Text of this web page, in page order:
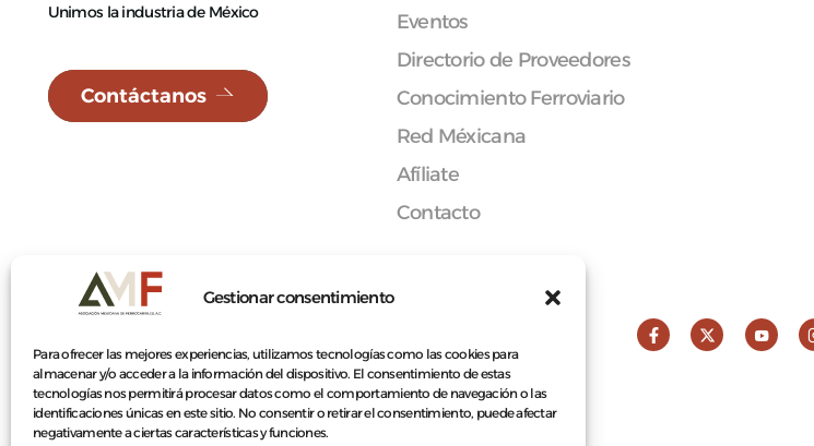
Gestionar consentimiento
Para ofrecer las mejores experiencias, utilizamos tecnologías como las cookies para
almacenar y/o acceder a la información del dispositivo. El consentimiento de estas
tecnologías nos permitirá procesar datos como el comportamiento de navegación o las
identificaciones únicas en este sitio. No consentir o retirar el consentimiento, puede afectar
negativamente a ciertas características y funciones.
Unimos la industria de México
Contáctanos
Eventos
Directorio de Proveedores
Conocimiento Ferroviario
Red Méxicana
Afíliate
Contacto